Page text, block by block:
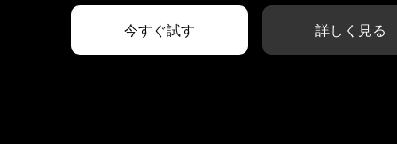
今すぐ試す 詳しく見る